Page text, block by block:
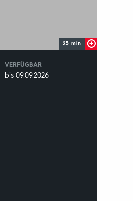
25 min
VERFÜGBAR
weltweit
VERFÜGBAR
bis 09.09.2026